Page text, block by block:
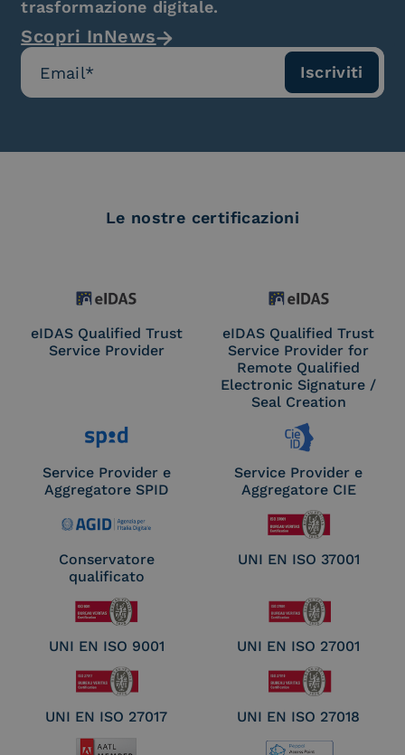
trasformazione digitale.
Scopri InNews
Le nostre certificazioni
eIDAS Qualified Trust
Service Provider
eIDAS Qualified Trust
Service Provider for
Remote Qualified
Electronic Signature /
Seal Creation
Service Provider e
Aggregatore SPID
Service Provider e
Aggregatore CIE
Conservatore
qualificato
UNI EN ISO 37001
UNI EN ISO 9001 UNI EN ISO 27001
UNI EN ISO 27017 UNI EN ISO 27018